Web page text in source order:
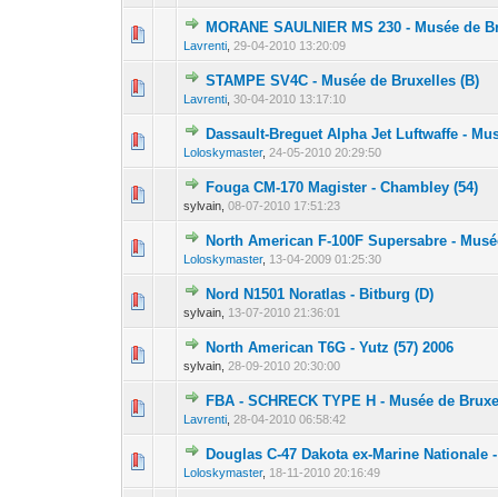
MORANE SAULNIER MS 230 - Musée de
Lavrenti ,29-04-2010 13:20:09
0 Votes - 0 sur 512
STAMPE SV4C - Musée de Bruxelles (B)
Lavrenti ,30-04-2010 13:17:10
0 Votes - 0 sur 5
Dassault-Breguet Alpha Jet Luftwaffe -
Loloskymaster,24-05-2010 20:29:50
0 Votes - 0 sur 5
12
Fouga CM-170 Magister - Chambley (54)
sylvain,08-07-2010 17:51:23
0 Votes - 0 sur 5
North American F-100F Supersabre -
Loloskymaster, 13-04-2009 01:25:30
0 Votes - 0 sur 5
12
Nord N1501 Noratlas - Bitburg (D)
sylvain, 13-07-2010 21:36:01
0 Votes - 0 sur 5
North American T6G - Yutz (57) 2006
sylvain,28-09-2010 20:30:00
0 Votes - 0 sur 5
FBA - SCHRECK TYPE H - Musée de
Lavrenti 28-04-2010 06:58:42
0 Votes - 0 sur 512
Douglas C-47 Dakota ex-Marine Nationale
Loloskymaster, 18-11-2010 20:16:49
0 Votes - 0 sur 5
1 2